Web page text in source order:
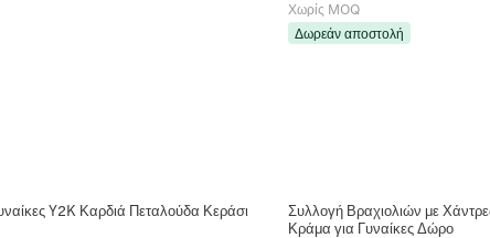
Χωρίς MOQ
Δωρεάν αποστολή
Y2K Καρδιά Πεταλούδα Κεράσι
Συλλογή Βραχιολιών με
Κράμα για Γυναίκες Δώρο